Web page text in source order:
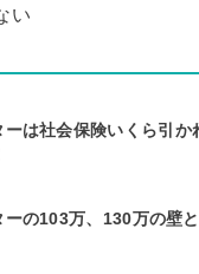
い
ーは社会保険いくら引か
ーの103万、130万の壁